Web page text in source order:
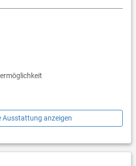
Parkett
Ausstattung anzeigen